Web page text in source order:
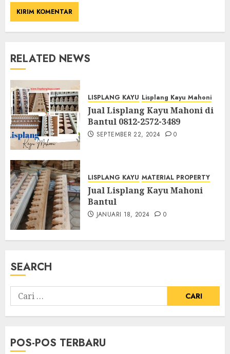
RELATED NEWS
LISPLANG KAYU Lisplang Kayu Mahoni
Jual Lisplang Kayu Mahoni di
Bantul 0812-2572-3489
SEPTEMBER 22, 2024 0
LISPLANG KAYU MATERIAL PROPERTY
Jual Lisplang Kayu Mahoni
Bantul
JANUARI 18, 2024 0
SEARCH
POS-POS TERBARU